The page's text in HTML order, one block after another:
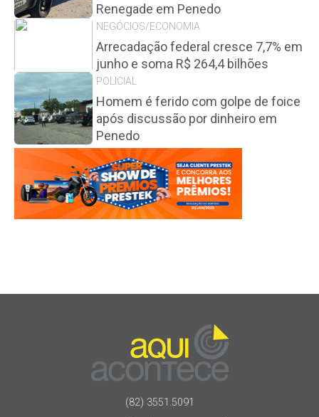
Renegade em Penedo
NEGÓCIOS/ECONOMIA
Arrecadação federal cresce 7,7% em
junho e soma R$ 264,4 bilhões
POLICIAL
Homem é ferido com golpe de foice
após discussão por dinheiro em
Penedo
(82) 3551.5091